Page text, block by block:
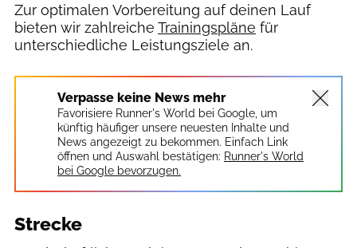
Zur optimalen Vorbereitung auf deinen Lauf
bieten wir zahlreiche Trainingspläne für
unterschiedliche Leistungsziele an.
Verpasse keine News mehr
Favorisiere Runner's World bei Google, um
künftig häufiger unsere neuesten Inhalte und
News angezeigt zu bekommen. Einfach Link
öffnen und Auswahl bestätigen: Runner's World
bei Google bevorzugen.
Strecke